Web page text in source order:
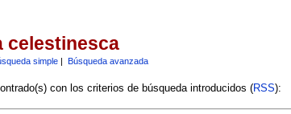
celestinesca
simple| Búsqueda avanzada
con los criterios de búsqueda introducidos (RSS):